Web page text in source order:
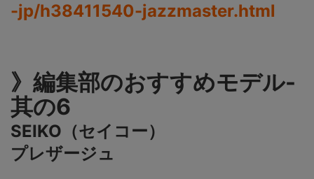
-jp/h38411540-jazzmaster.html
》編集部のおすすめモデル-
其の6
SEIKO（セイコー）
プレザージュ